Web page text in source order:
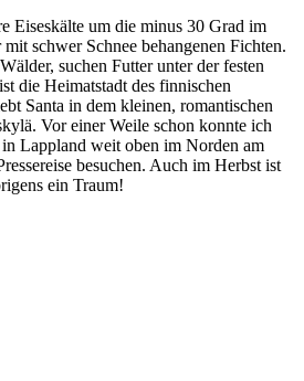
Eiseskälte um die minus 30 Grad im
schwer Schnee behangenen Fichten.
suchen Futter unter der festen
die Heimatstadt des finnischen
Santa in dem kleinen, romantischen
Vor einer Weile schon konnte ich
in Lappland weit oben im Norden am
besuchen. Auch im Herbst ist
ein Traum!